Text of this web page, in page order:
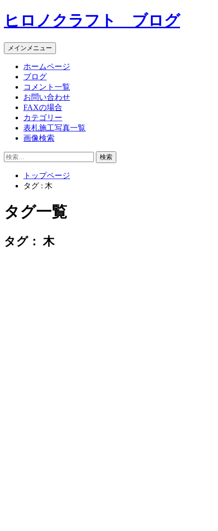
コ
ン
ン
ツ
ヒロノクラフト ブログ
メインメニュー
ホームページ
ブログ
コメント一覧
お問い合わせ
FAXの場合
カテゴリー
表札施工写真一覧
画像検索
検
トップページ
タグ : 木
タグ一覧
タグ： 木